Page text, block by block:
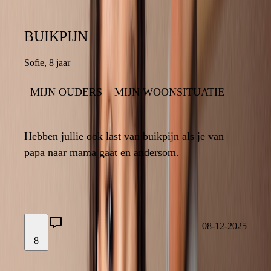
BUIKPIJN
Sofie, 8 jaar
MIJN OUDERS MIJN WOONSITUATIE
Hebben jullie ook last van buikpijn als je van
papa naar mama gaat en andersom.
8
08-12-2025
MIJN OUDERS
MIJN WOONSITUATIE
Hebben jullie ook last van buikpijn als je van
papa naar mama gaat en andersom.